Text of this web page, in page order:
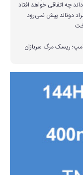
چه اتفاقی خواهد افتاد
دونالد پیش نمی‌رود
ریسک مرگ سربازان